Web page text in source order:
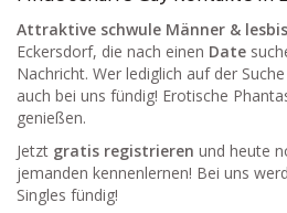
Attraktive schwule Männer &
Eckersdorf, die nach einen Date
Nachricht. Wer lediglich auf der
auch bei uns fündig! Erotische
genießen.
Jetzt gratis registrieren und heute
jemanden kennenlernen! Bei uns
Singles fündig!